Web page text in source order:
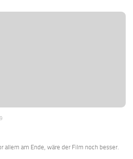
am Ende, wäre der Film noch besser.